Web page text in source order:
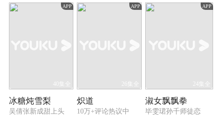
父亲罹难的真相，也赢回了爱人的心。
APP
40集全
冰糖炖雪梨
吴倩张新成甜上头
APP
26集全
炽道
10万+评论热议中
APP
24集全
淑女飘飘拳
毕雯珺孙千师徒恋